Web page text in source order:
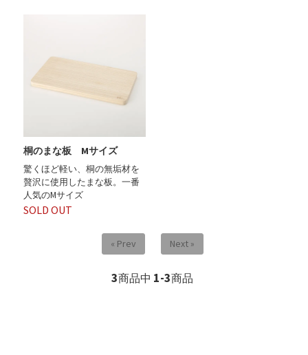
桐のまな板 Mサイズ
驚くほど軽い、桐の無垢材を
贅沢に使用したまな板。一番
人気のMサイズ
SOLD OUT
« Prev Next »
3商品中 1-3商品